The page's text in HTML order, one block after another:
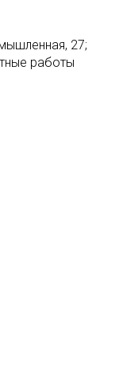
27;
работы